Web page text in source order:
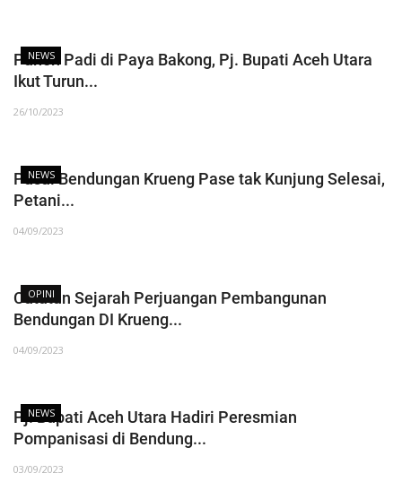
NEWS
Panen Padi di Paya Bakong, Pj. Bupati Aceh Utara
Ikut Turun...
26/10/2023
NEWS
Pasal Bendungan Krueng Pase tak Kunjung Selesai,
Petani...
04/09/2023
OPINI
Catatan Sejarah Perjuangan Pembangunan
Bendungan DI Krueng...
04/09/2023
NEWS
Pj. Bupati Aceh Utara Hadiri Peresmian
Pompanisasi di Bendung...
03/09/2023